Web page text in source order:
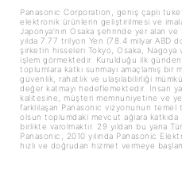
Panasonic Corporation, geniş çaplı
elektronik ürünlerin geliştirilmesi ve
Japonya’nın Osaka şehrinde yer alan
yılda 7.77 trilyon Yen (78.4 milyar ABD
şirketin hisseleri Tokyo, Osaka, Nagoya
işlem görmektedir. Kurulduğu ilk günden
toplumlara katkı sunmayı amaçlamış
güvenlik, rahatlık ve ulaşılabilirliği
değer katmayı hedeflemektedir. İnsan
kalitesine, müşteri memnuniyetine ve
farklılaşan Panasonic vizyonunun temel
olsun toplumdaki mevcut ağlara
birlikte varolmaktır. 29 yıldan bu yana
Panasonic, 2010 yılında Panasonic
hızlı ve doğrudan hizmet vermeye